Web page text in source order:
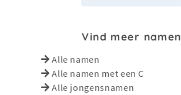
Vind meer namen
Alle namen
Alle namen met een C
Alle jongensnamen